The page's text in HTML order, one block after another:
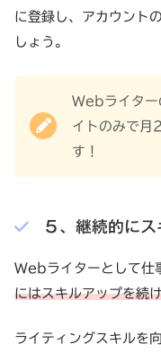
に登録し、アカウント
しょう。
Webライター
イトのみで月
す！
５、継続的に
Webライターとして仕
にはスキルアップを続
ライティングスキルを